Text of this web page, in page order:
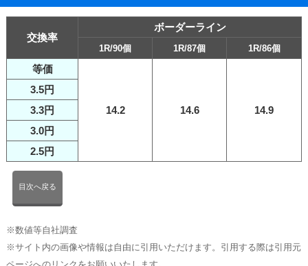
交換率
ボーダーライン
1R/90個 1R/87個 1R/86個
等価
14.2 14.6 14.9
3.5円
3.3円
3.0円
2.5円
目次へ戻る
※数値等自社調査
※サイト内の画像や情報は自由に引用いただけます。引用する際は引用元